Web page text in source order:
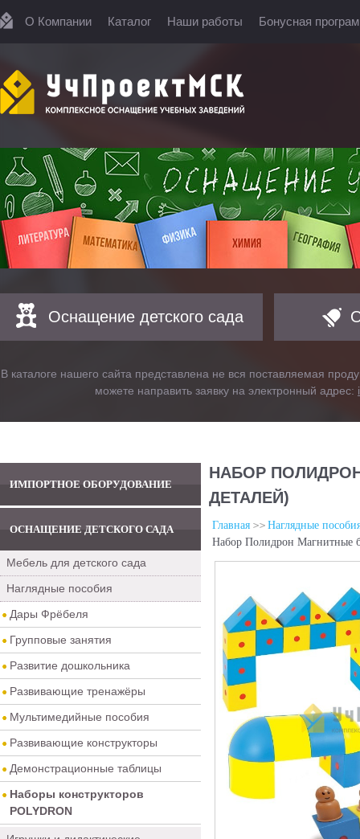
О Компании Каталог Наши работы Бонусная
Оснащение детского сада
В каталоге нашего сайта представлена не вся поставляемая
можете направить заявку на электронный адрес:
ИМПОРТНОЕ ОБОРУДОВАНИЕ
ОСНАЩЕНИЕ ДЕТСКОГО САДА
Мебель для детского сада
Наглядные пособия
Дары Фрёбеля
Групповые занятия
Развитие дошкольника
Развивающие тренажёры
Мультимедийные пособия
Развивающие конструкторы
Демонстрационные таблицы
Наборы конструкторов
POLYDRON
НАБОР
ДЕТАЛЕЙ)
Главная
Наглядные
Набор Полидрон Магнитные